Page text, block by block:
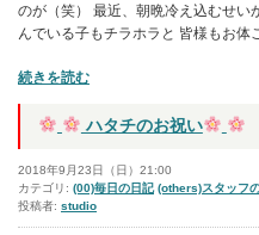
”
の
のが（笑） 最近、朝晩冷え込むせい
んでいる子もチラホラと 皆様もお
“7・
影”
の
続きを読む
ハタチのお祝い
2018年9月23日（日）21:00
カテゴリ: (00)毎日の日記 (others)スタッフ
投稿者: studio